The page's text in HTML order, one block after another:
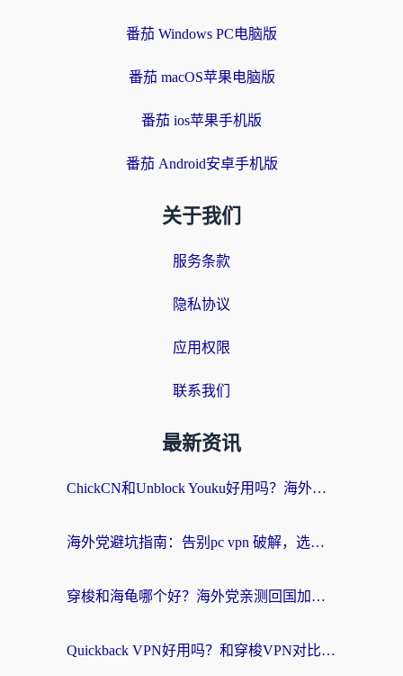
番茄 Windows PC电脑版
番茄 macOS苹果电脑版
番茄 ios苹果手机版
番茄 Android安卓手机版
关于我们
服务条款
隐私协议
应用权限
联系我们
最新资讯
ChickCN和Unblock Youku好用吗？海外党亲测3款回国加速器，附iOS免费选择指南
海外党避坑指南：告别pc vpn 破解，选对回国加速器轻松访问国内资源
穿梭和海龟哪个好？海外党亲测回国加速器，附电脑免费VPN推荐
Quickback VPN好用吗？和穿梭VPN对比哪个回国效果更好？海外党必看的真实测评与选择指南